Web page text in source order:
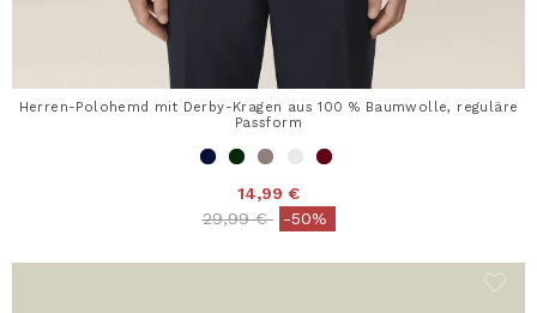
Herren-Polohemd mit Derby-Kragen aus 100 % Baumwolle, reguläre
Passform
14,99 €
Price reduced from
29,99 €to-50%